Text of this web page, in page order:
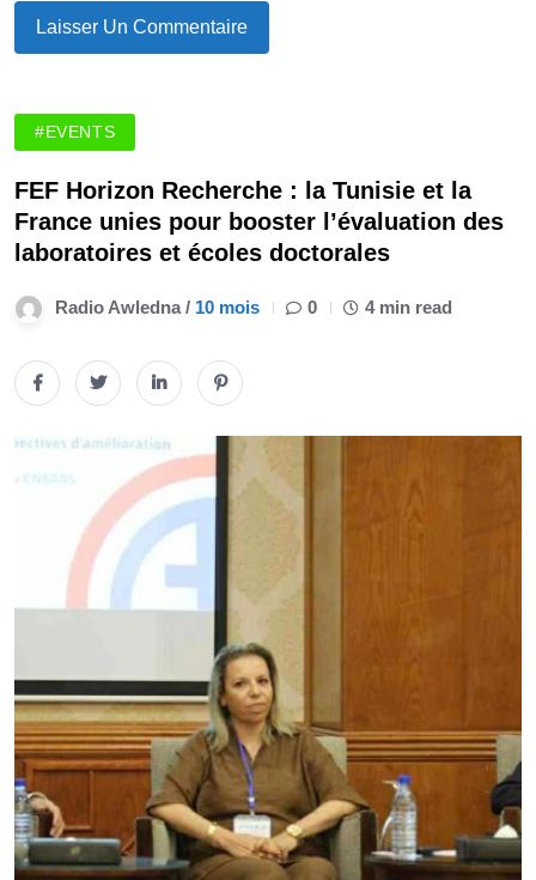
#EVENTS
FEF Horizon Recherche : la Tunisie et la
France unies pour booster l’évaluation des
laboratoires et écoles doctorales
Radio Awledna / 10 mois 0 4 min read